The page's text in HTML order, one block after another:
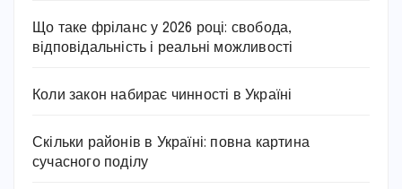
Що таке фріланс у 2026 році: свобода,
відповідальність і реальні можливості
Коли закон набирає чинності в Україні
Скільки районів в Україні: повна картина
сучасного поділу